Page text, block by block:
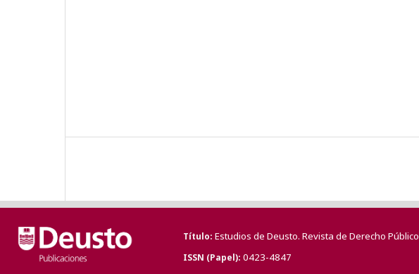
Título Estudios de Deusto. Revista de Derecho Público
ISSN (Papel) 0423-4847